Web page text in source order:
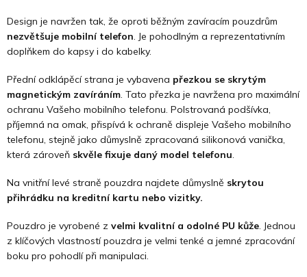
Design je navržen tak, že oproti běžným zavíracím pouzdrům
nezvětšuje mobilní telefon. Je pohodlným a reprezentativním
doplňkem do kapsy i do kabelky.
Přední odklápěcí strana je vybavena přezkou se skrytým
magnetickým zavíráním. Tato přezka je navržena pro maximální
ochranu Vašeho mobilního telefonu. Polstrovaná podšívka,
příjemná na omak, přispívá k ochraně displeje Vašeho mobilního
telefonu, stejně jako důmyslně zpracovaná silikonová vanička,
která zároveň skvěle fixuje daný model telefonu.
Na vnitřní levé straně pouzdra najdete důmyslně skrytou
přihrádku na kreditní kartu nebo vizitky.
Pouzdro je vyrobené z velmi kvalitní a odolné PU kůže. Jednou
z klíčových vlastností pouzdra je velmi tenké a jemné zpracování
boku pro pohodlí při manipulaci.